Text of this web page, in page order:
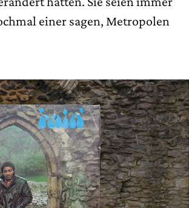
einer sagen, Metropolen